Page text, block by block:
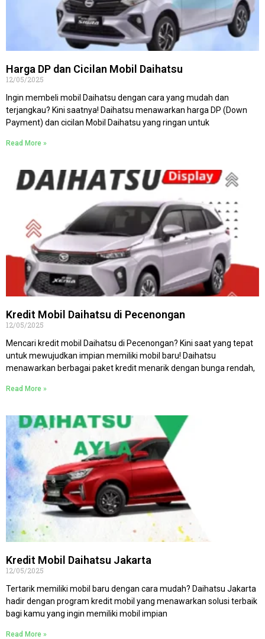
Harga DP dan Cicilan Mobil Daihatsu
12/05/2025
Ingin membeli mobil Daihatsu dengan cara yang mudah dan
terjangkau? Kini saatnya! Daihatsu menawarkan harga DP (Down
Payment) dan cicilan Mobil Daihatsu yang ringan untuk
Read More »
Kredit Mobil Daihatsu di Pecenongan
12/05/2025
Mencari kredit mobil Daihatsu di Pecenongan? Kini saat yang tepat
untuk mewujudkan impian memiliki mobil baru! Daihatsu
menawarkan berbagai paket kredit menarik dengan bunga rendah,
Read More »
Kredit Mobil Daihatsu Jakarta
12/05/2025
Tertarik memiliki mobil baru dengan cara mudah? Daihatsu Jakarta
hadir dengan program kredit mobil yang menawarkan solusi terbaik
bagi kamu yang ingin memiliki mobil impian
Read More »